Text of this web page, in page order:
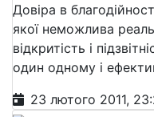
Довіра в
якої неможлива
відкритість і
один одному і
23 лютого 2011,